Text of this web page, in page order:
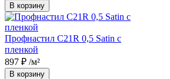
В корзину
Профнастил С21R 0,5 Satin с
пленкой
897 ₽ /м²
В корзину